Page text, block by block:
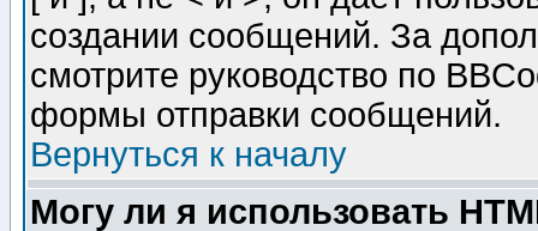
создании сообщений. За
смотрите руководство по
формы отправки сообщений.
Вернуться к началу
Могу ли я использовать